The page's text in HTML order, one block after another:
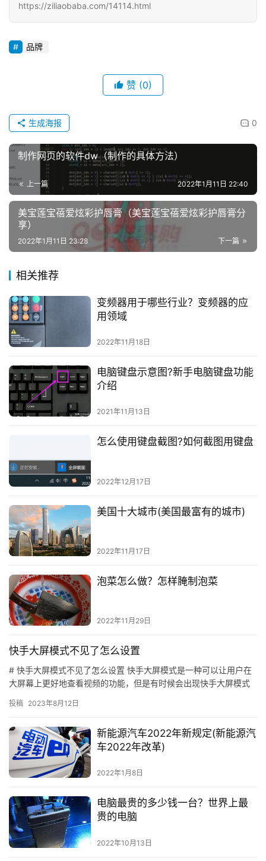
https://ziliaobaba.com/14114.html
品牌
赞 (0)
0
生成海报
制作网页的软件dw（制作的具体方法）
上一篇 2022年1月11日 22:40
美宝莲宝蓓爱炫彩护唇膏（美宝莲宝蓓爱炫彩护唇膏分
享）
下一篇
2022年1月11日 23:28
相关推荐
变频器用于哪些行业？变频器的应
用领域
2022年11月18日
电脑键盘示意图?新手电脑键盘功能
介绍
2021年11月13日
怎么使用键盘截图?如何截图用键盘
2022年12月17日
美国十大城市(美国最富有的城市)
2022年11月17日
泡菜怎么做？怎样腌制泡菜
2022年11月29日
快手大屏模式不见了怎么设置
# 快手大屏模式不见了怎么设置 快手大屏模式是一种可以让用户在
大屏幕上更好地查看视频的功能，但是有时候会出现快手大屏模式
面…
投稿 2023年8月12日
新能源汽车2022年新规定(新能源汽
车2022年改革)
2022年1月8日
电脑最贵的多少钱一台？世界上最
贵的电脑
2022年10月13日